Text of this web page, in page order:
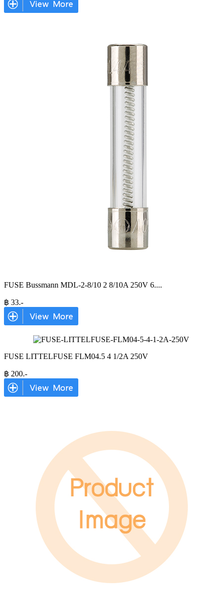
FUSE Bussmann MDL-2-8/10 2 8/10A 250V 6....
฿ 33.-
FUSE LITTELFUSE FLM04.5 4 1/2A 250V
฿ 200.-